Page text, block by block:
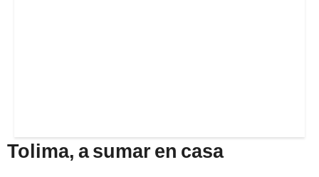
Tolima, a sumar en casa